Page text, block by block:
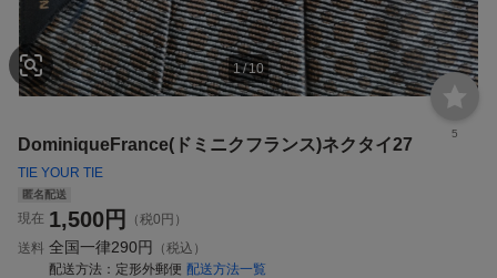
1/10
5
DominiqueFrance(ドミニクフランス)ネクタイ27
TIE YOUR TIE
匿名配送
現在 1,500円
（税0円）
送料 全国一律290円
（税込）
配送方法
定形外郵便 配送方法一覧